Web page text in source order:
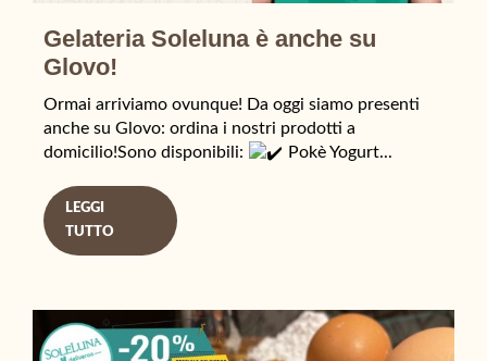
Gelateria Soleluna è anche su
Glovo!
Ormai arriviamo ovunque! Da oggi siamo presenti
anche su Glovo: ordina i nostri prodotti a
domicilio!Sono disponibili:
Pokè Yogurt...
LEGGI
TUTTO